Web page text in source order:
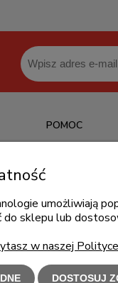
POMOC
Regulamin
umożliwiają
sklepu lub
w naszej
DOSTOSUJ